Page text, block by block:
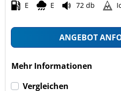
E E 72 db
ANGEBOT
Mehr Informationen
Vergleichen